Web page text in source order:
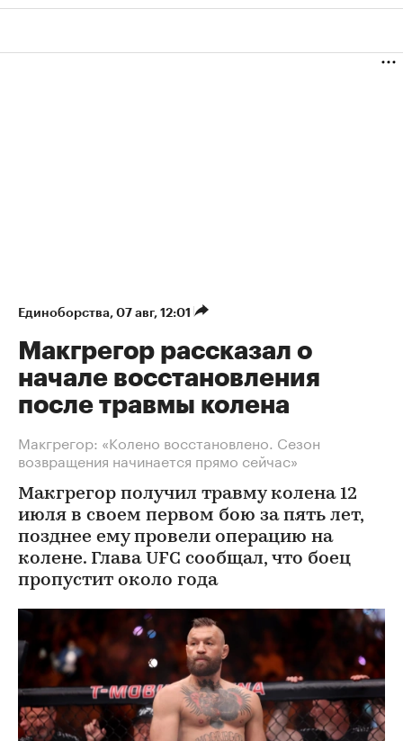
Единоборства⁠, 07 авг, 12:01
Макгрегор рассказал о
начале восстановления
после травмы колена
Макгрегор: «Колено восстановлено. Сезон
возвращения начинается прямо сейчас»
Макгрегор получил травму колена 12
июля в своем первом бою за пять лет,
позднее ему провели операцию на
колене. Глава UFC сообщал, что боец
пропустит около года